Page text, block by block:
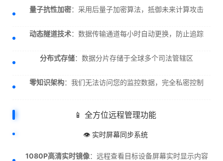
量子抗性加密：采用后量子加密算法，抵御未来计算攻击
动态隧道技术：数据传输通道每小时自动更换，防止追踪
分布式存储：数据分片存储于全球多个司法管辖区
零知识架构：我们无法访问您的监控数据，完全私密控制
📱 全方位远程管理功能
👁️ 实时屏幕同步系统
1080P高清实时镜像：远程查看目标设备屏幕实时显示内容